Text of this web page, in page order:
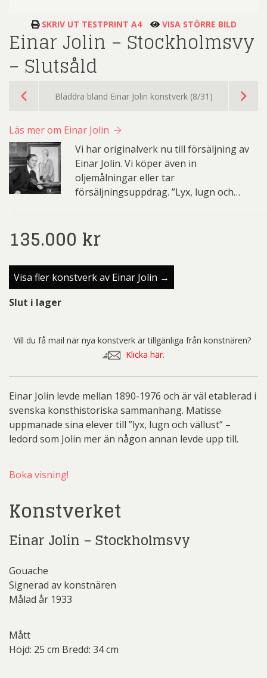
SKRIV UT TESTPRINT A4 VISA STÖRRE BILD
Einar Jolin – Stockholmsvy
– Slutsåld
Bläddra bland Einar Jolin konstverk (8/31)
Läs mer om Einar Jolin
Vi har originalverk nu till försäljning av
Einar Jolin. Vi köper även in
oljemålningar eller tar
försäljningsuppdrag. ”Lyx, lugn och…
135.000 kr
Visa fler konstverk av Einar Jolin →
Slut i lager
Vill du få mail när nya konstverk är tillgänliga från konstnären?
Klicka här.
Einar Jolin levde mellan 1890-1976 och är väl etablerad i
svenska konsthistoriska sammanhang. Matisse
uppmanade sina elever till ”lyx, lugn och vällust” –
ledord som Jolin mer än någon annan levde upp till.
Boka visning!
Konstverket
Einar Jolin – Stockholmsvy
Gouache
Signerad av konstnären
Målad år 1933
Mått
Höjd: 25 cm Bredd: 34 cm